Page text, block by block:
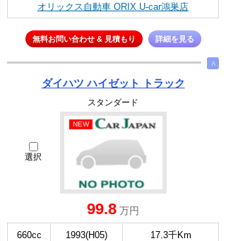
オリックス自動車 ORIX U-car鴻巣店
無料お問い合わせ & 見積もり 詳細を見る
∧
ダイハツ ハイゼット トラック
スタンダード
選択
NEW
99.8 万円
660cc 1993(H05) 17.3千Km